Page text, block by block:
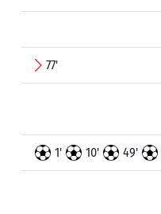
77'
1' 10' 49'